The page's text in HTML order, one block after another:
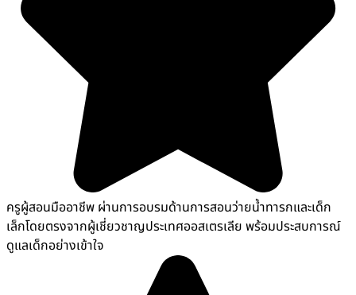
ครูผู้สอนมืออาชีพ ผ่านการอบรมด้านการสอนว่ายน้ำทารกและเด็ก
เล็กโดยตรงจากผู้เชี่ยวชาญประเทศออสเตรเลีย พร้อมประสบการณ์
ดูแลเด็กอย่างเข้าใจ